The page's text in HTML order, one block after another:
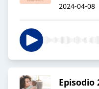
2024-04-08
Episodio